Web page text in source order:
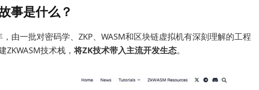
事是什么？
由一批对密码学、ZKP、WASM和区块链虚拟机有深刻理解的工程
ZKWASM技术栈，将ZK技术带入主流开发生态。